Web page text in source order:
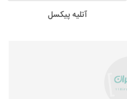
آتلیه پیکسل